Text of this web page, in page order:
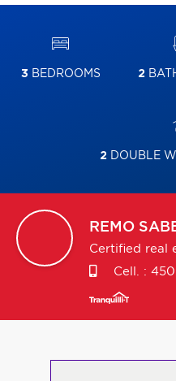
3 BEDROOMS 2
2 DOUBLE
REMO
Certified real
Cell. :